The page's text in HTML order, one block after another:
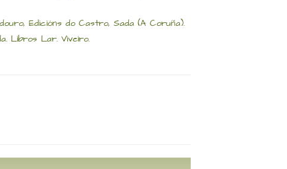
Edicións do Castro, Sada (A Coruña).
Libros Lar. Viveiro.